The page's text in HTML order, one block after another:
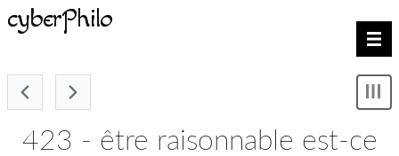
cyberPhilo
423 - être raisonnable est-ce